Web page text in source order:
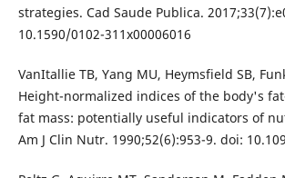
strategies. Cad Saude Publica.
10.1590/0102-311x00006016
VanItallie TB, Yang MU, Heymsfield SB,
Height-normalized indices of the body's
fat mass: potentially useful indicators of
Am J Clin Nutr. 1990;52(6):953-9. doi: